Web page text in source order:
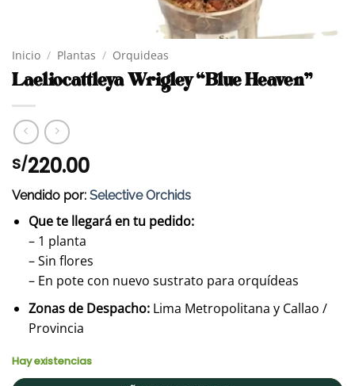
Inicio / Plantas / Orquideas
Laeliocattleya Wrigley “Blue Heaven”
S/220.00
Vendido por: Selective Orchids
Que te llegará en tu pedido:
– 1 planta
– Sin flores
– En pote con nuevo sustrato para orquídeas
Zonas de Despacho:Lima Metropolitana y Callao /
Provincia
Hay existencias